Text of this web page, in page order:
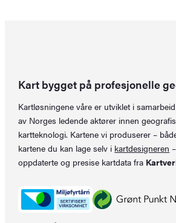
Kart bygget på profesjonelle
Kartløsningene våre er utviklet i
av Norges ledende aktører innen
kartteknologi. Kartene vi produserer –
kartene du kan lage selv i kartdesigneren
oppdaterte og presise kartdata fra